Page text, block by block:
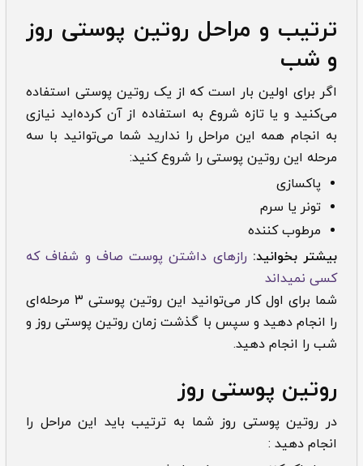
ترتیب و مراحل روتین پوستی روز
و شب
اگر برای اولین بار است که از یک روتین پوستی استفاده
می‌کنید و یا تازه شروع به استفاده از آن کرده‌اید نیازی
به انجام همه این مراحل را ندارید شما می‌توانید با سه
مرحله این روتین پوستی را شروع کنید:
پاکسازی
تونر یا سرم
مرطوب کننده
بیشتر بخوانید: رازهای داشتن پوست صاف و شفاف که
کسی نمیداند
شما برای اول کار می‌توانید این روتین پوستی ۳ مرحله‌ای
را انجام دهید و سپس با گذشت زمان روتین پوستی روز و
شب را انجام دهید.
روتین پوستی روز
در روتین پوستی روز شما به ترتیب باید این مراحل را
انجام دهید :